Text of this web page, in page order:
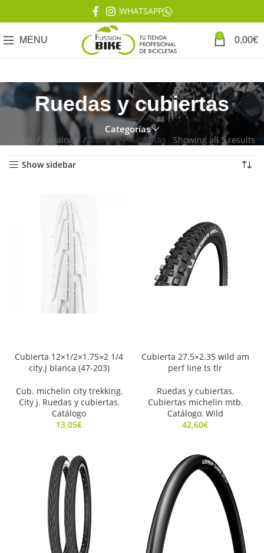
WHATSAPP
MENU 0 0,00€
Ruedas y cubiertas
Categorías
Home Catálogo Ruedas y cubiertas Showing all 5 results
Show sidebar
Cubierta 12×1/2×1.75×2 1/4
city.j blanca (47-203)
Cub. michelin city trekking,
City j, Ruedas y cubiertas,
Catálogo
13,05€
Cubierta 27.5×2.35 wild am
perf line ts tlr
Ruedas y cubiertas,
Cubiertas michelin mtb,
Catálogo, Wild
42,60€